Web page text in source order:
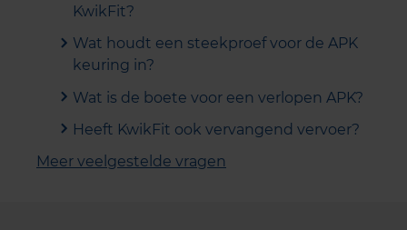
KwikFit?
Wat houdt een steekproef voor de APK
keuring in?
Wat is de boete voor een verlopen APK?
Heeft KwikFit ook vervangend vervoer?
Meer veelgestelde vragen